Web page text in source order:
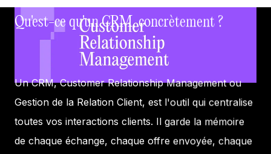
Qu'est-ce qu'un CRM, concrètement ?
Un CRM, Customer Relationship Management ou
Gestion de la Relation Client, est l'outil qui centralise
toutes vos interactions clients. Il garde la mémoire
de chaque échange, chaque offre envoyée, chaque